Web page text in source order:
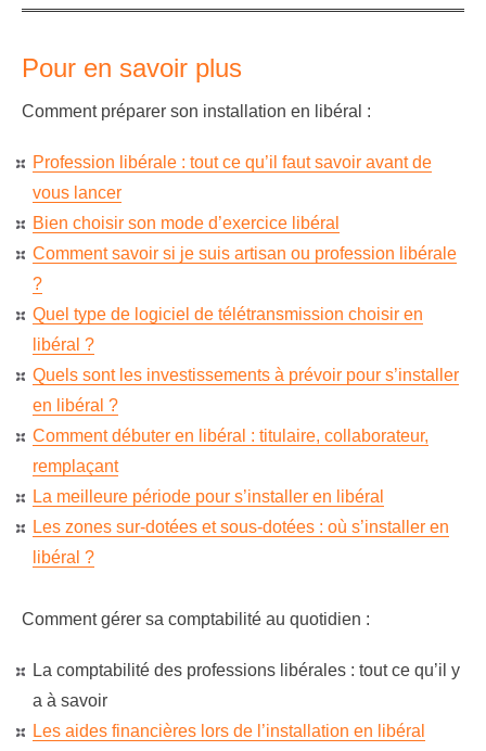
Pour en savoir plus
Comment préparer son installation en libéral :
Profession libérale : tout ce qu’il faut savoir avant de
vous lancer
Bien choisir son mode d’exercice libéral
Comment savoir si je suis artisan ou profession libérale
?
Quel type de logiciel de télétransmission choisir en
libéral ?
Quels sont les investissements à prévoir pour s’installer
en libéral ?
Comment débuter en libéral : titulaire, collaborateur,
remplaçant
La meilleure période pour s’installer en libéral
Les zones sur-dotées et sous-dotées : où s’installer en
libéral ?
Comment gérer sa comptabilité au quotidien :
La comptabilité des professions libérales : tout ce qu’il y
a à savoir
Les aides financières lors de l’installation en libéral